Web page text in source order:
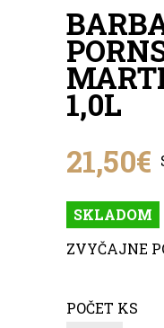
1,0L
21,50€
SKLADOM
ZVYČAJNE
POČET KS